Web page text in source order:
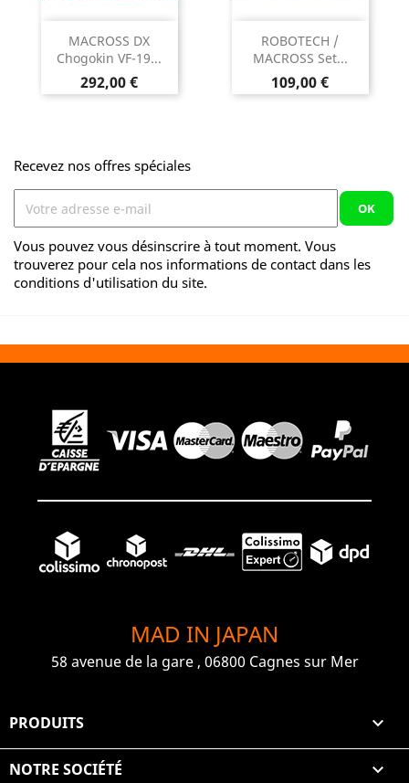
MACROSS DX
Chogokin VF-19...
Prix
292,00 €
ROBOTECH /
MACROSS Set...
Prix
109,00 €
Recevez nos offres spéciales
Vous pouvez vous désinscrire à tout moment. Vous
trouverez pour cela nos informations de contact dans les
conditions d'utilisation du site.
MAD IN JAPAN
58 avenue de la gare , 06800 Cagnes sur Mer
PRODUITS 
NOTRE SOCIÉTÉ 